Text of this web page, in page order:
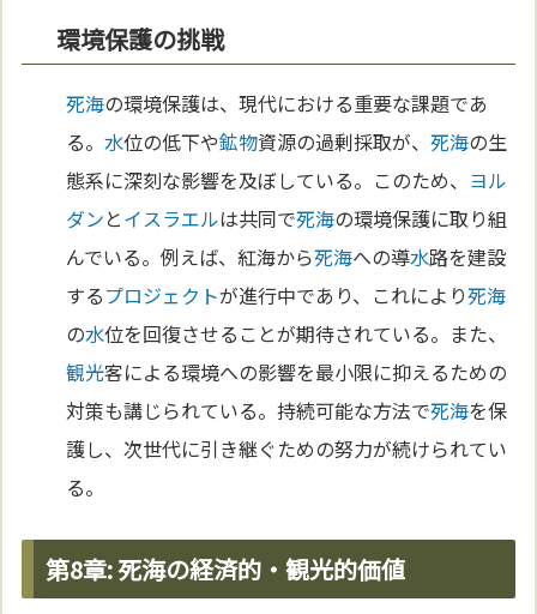
環境保護の挑戦
死海の環境保護は、現代における重要な課題であ
る。水位の低下や鉱物資源の過剰採取が、死海の生
態系に深刻な影響を及ぼしている。このため、 ヨル
ダンとイスラエルは共同で死海の環境保護に取り組
んでいる。例えば、紅海から死海への導水路を建設
するプロジェクトが進行中であり、これにより死海
の水位を回復させることが期待されている。また、
観光客による環境への影響を最小限に抑えるための
対策も講じられている。持続可能な方法で死海を保
護し、次世代に引き継ぐための努力が続けられてい
る。
第8章: 死海の経済的・観光的価値